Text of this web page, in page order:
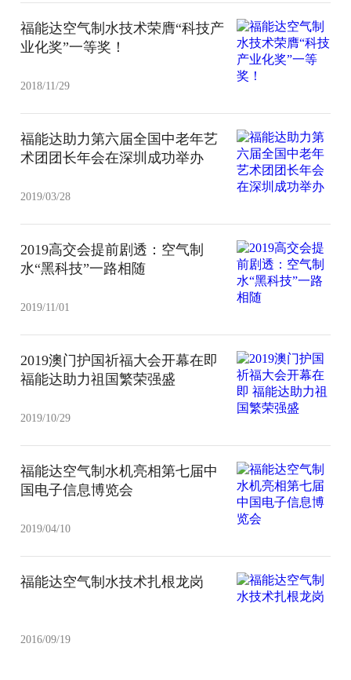
福能达空气制水技术荣膺“科技产
业化奖”一等奖！
2018/11/29
福能达助力第六届全国中老年艺
术团团长年会在深圳成功举办
2019/03/28
2019高交会提前剧透：空气制
水“黑科技”一路相随
2019/11/01
2019澳门护国祈福大会开幕在即
福能达助力祖国繁荣强盛
2019/10/29
福能达空气制水机亮相第七届中
国电子信息博览会
2019/04/10
福能达空气制水技术扎根龙岗
2016/09/19